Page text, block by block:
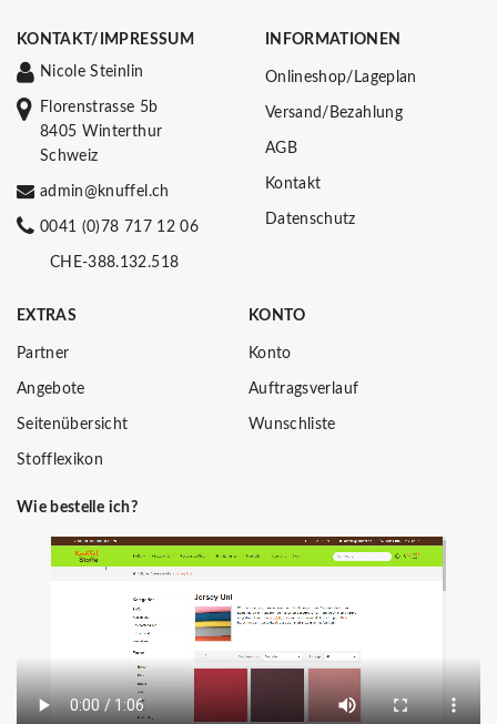
KONTAKT/IMPRESSUM
Nicole Steinlin
Florenstrasse 5b
8405 Winterthur
Schweiz
admin@knuffel.ch
0041 (0)78 717 12 06
CHE-388.132.518
INFORMATIONEN
Onlineshop/Lageplan
Versand/Bezahlung
AGB
Kontakt
Datenschutz
EXTRAS
Partner
Angebote
Seitenübersicht
Stofflexikon
KONTO
Konto
Auftragsverlauf
Wunschliste
Wie bestelle ich?